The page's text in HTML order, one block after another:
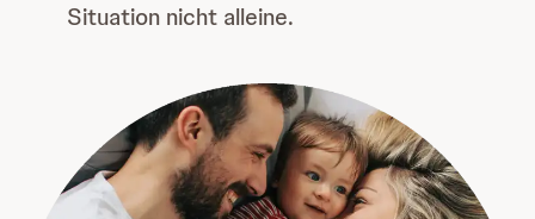
Situation nicht alleine.